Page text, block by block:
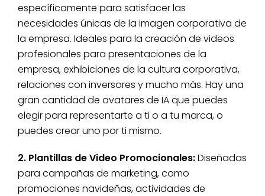
específicamente para satisfacer las
necesidades únicas de la imagen corporativa de
la empresa. Ideales para la creación de videos
profesionales para presentaciones de la
empresa, exhibiciones de la cultura corporativa,
relaciones con inversores y mucho más. Hay una
gran cantidad de avatares de IA que puedes
elegir para representarte a ti o a tu marca, o
puedes crear uno por ti mismo.
2. Plantillas de Video Promocionales:Diseñadas
para campañas de marketing, como
promociones navideñas, actividades de